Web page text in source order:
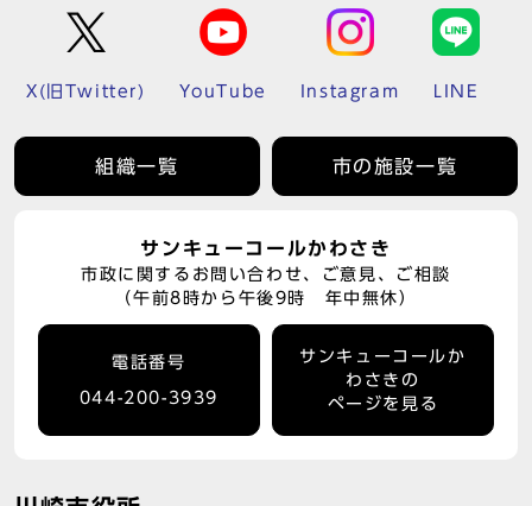
X(旧Twitter) YouTube Instagram LINE
組織一覧 市の施設一覧
サンキューコールかわさき
市政に関するお問い合わせ、ご意見、ご相談
（午前8時から午後9時 年中無休）
電話番号
044-200-3939
サンキューコールか
わさきの
ページを見る